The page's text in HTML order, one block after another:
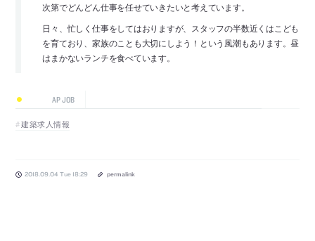
次第でどんどん仕事を任せていきたいと考えています。
日々、忙しく仕事をしてはおりますが、スタッフの半数近くはこども
を育ており、家族のことも大切にしよう！という風潮もあります。昼
はまかないランチを食べています。
AP JOB
建築求人情報
2018.09.04 Tue 18:29 permalink